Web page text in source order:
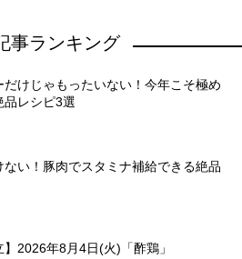
事ランキング
だけじゃもったいない！今年こそ極め
品レシピ3選
ない！豚肉でスタミナ補給できる絶品
】2026年8月4日(火)「酢鶏」